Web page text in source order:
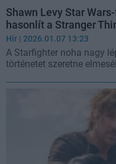
Shawn Levy Star
hasonlít a Stranger
Hír | 2026.01.07 13:23
A Starfighter noha nagy
történetet szeretne